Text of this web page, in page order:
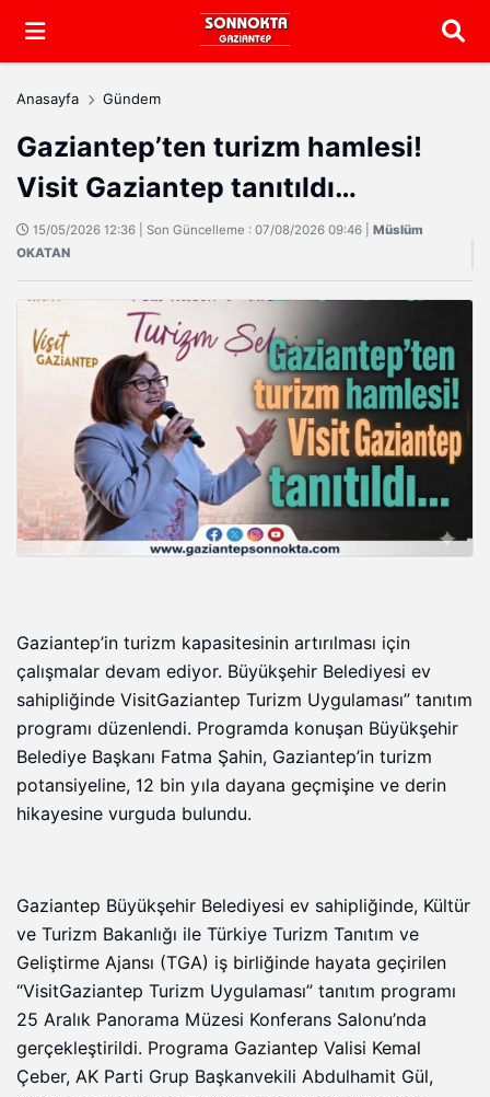
Arama
Anasayfa Gündem
Gaziantep’ten turizm hamlesi!
Visit Gaziantep tanıtıldı…
15/05/2026 12:36 | Son Güncelleme : 07/08/2026 09:46 | Müslüm
OKATAN
Gaziantep’in turizm kapasitesinin artırılması için
çalışmalar devam ediyor. Büyükşehir Belediyesi ev
sahipliğinde VisitGaziantep Turizm Uygulaması” tanıtım
programı düzenlendi. Programda konuşan Büyükşehir
Belediye Başkanı Fatma Şahin, Gaziantep’in turizm
potansiyeline, 12 bin yıla dayana geçmişine ve derin
hikayesine vurguda bulundu.
Gaziantep Büyükşehir Belediyesi ev sahipliğinde, Kültür
ve Turizm Bakanlığı ile Türkiye Turizm Tanıtım ve
Geliştirme Ajansı (TGA) iş birliğinde hayata geçirilen
“VisitGaziantep Turizm Uygulaması” tanıtım programı
25 Aralık Panorama Müzesi Konferans Salonu’nda
gerçekleştirildi. Programa Gaziantep Valisi Kemal
Çeber, AK Parti Grup Başkanvekili Abdulhamit Gül,